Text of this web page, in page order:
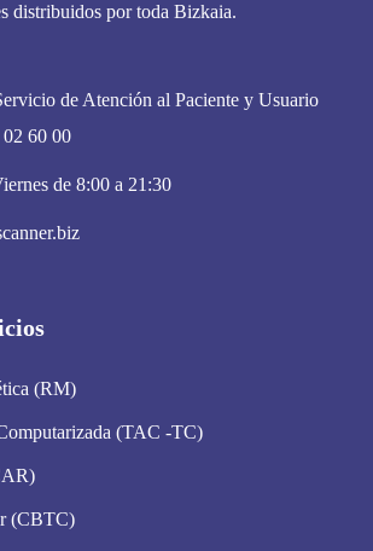
distribuidos por toda Bizkaia.
de Atención al Paciente y Usuario
60 00
de 8:00 a 21:30
(RM)
(TAC -TC)
(CBTC)